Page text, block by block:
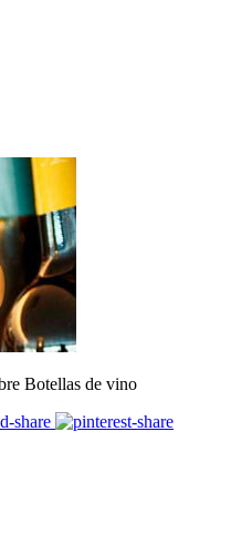
Botellas de vino